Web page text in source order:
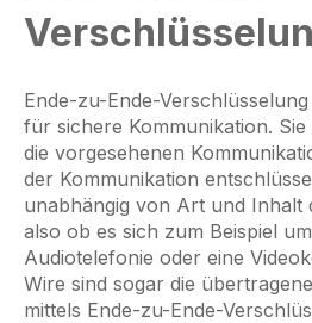
Ende-zu-Ende-
für sichere Kommunikation.
die vorgesehenen
der Kommunikation
unabhängig von Art und Inhalt
also ob es sich zum Beispiel
Audiotelefonie oder eine
Wire sind sogar die
mittels Ende-zu-Ende-